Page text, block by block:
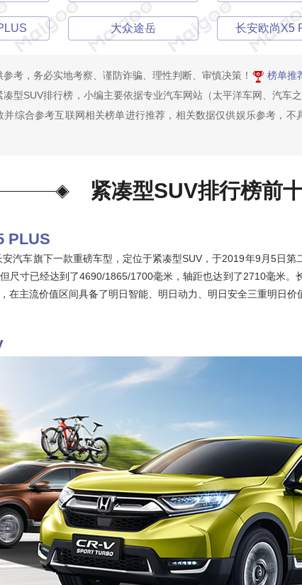
大众途岳 长安欧尚X5
参考，务必实地考察、谨防诈骗、理性判断、审慎决策！
榜单推
凑型SUV排行榜，小编主要依据专业汽车网站（太平洋车网、汽车
并综合参考互联网相关榜单进行推荐，相关数据仅供娱乐参考，不
紧凑型SUV排行榜前
PLUS
汽车旗下一款重磅车型，定位于紧凑型SUV，于2019年9月5日
尺寸已经达到了4690/1865/1700毫米，轴距也达到了2710毫米。
在主流价值区间具备了明日智能、明日动力、明日安全三重明日价